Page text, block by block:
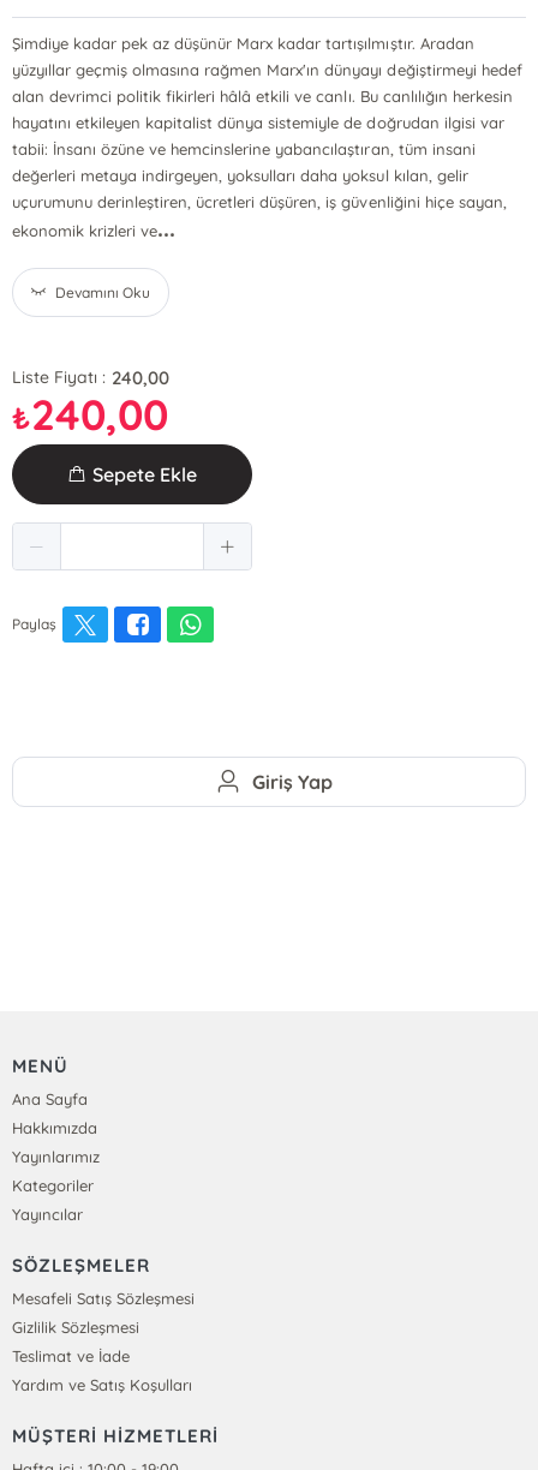
Şimdiye kadar pek az düşünür Marx kadar tartışılmıştır. Aradan
yüzyıllar geçmiş olmasına rağmen Marx'ın dünyayı değiştirmeyi hedef
alan devrimci politik fikirleri hâlâ etkili ve canlı. Bu canlılığın herkesin
hayatını etkileyen kapitalist dünya sistemiyle de doğrudan ilgisi var
tabii: İnsanı özüne ve hemcinslerine yabancılaştıran, tüm insani
değerleri metaya indirgeyen, yoksulları daha yoksul kılan, gelir
uçurumunu derinleştiren, ücretleri düşüren, iş güvenliğini hiçe sayan,
ekonomik krizleri ve...
Devamını Oku
Liste Fiyatı : 240,00
₺240,00
Sepete Ekle
Paylaş
Giriş Yap
MENÜ
Ana Sayfa
Hakkımızda
Yayınlarımız
Kategoriler
Yayıncılar
SÖZLEŞMELER
Mesafeli Satış Sözleşmesi
Gizlilik Sözleşmesi
Teslimat ve İade
Yardım ve Satış Koşulları
MÜŞTERİ HİZMETLERİ